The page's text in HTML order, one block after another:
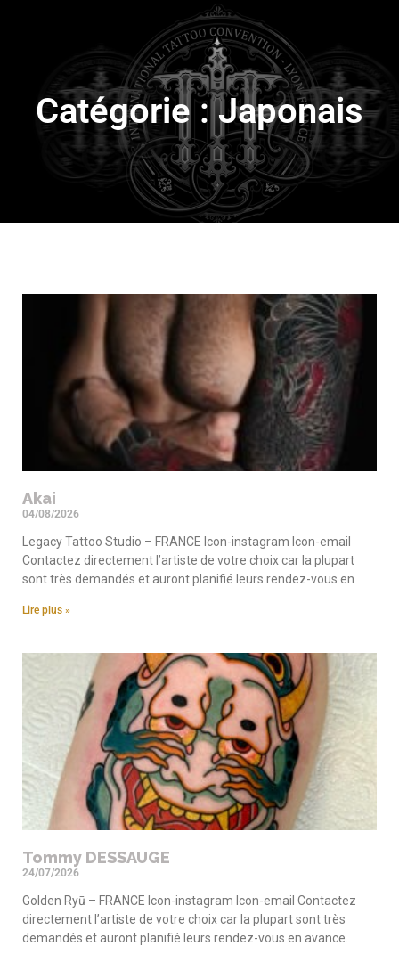
Catégorie : Japonais
Akai
04/08/2026
Legacy Tattoo Studio – FRANCE Icon-instagram Icon-email
Contactez directement l’artiste de votre choix car la plupart
sont très demandés et auront planifié leurs rendez-vous en
Lire plus »
Tommy DESSAUGE
24/07/2026
Golden Ryū – FRANCE Icon-instagram Icon-email Contactez
directement l’artiste de votre choix car la plupart sont très
demandés et auront planifié leurs rendez-vous en avance.